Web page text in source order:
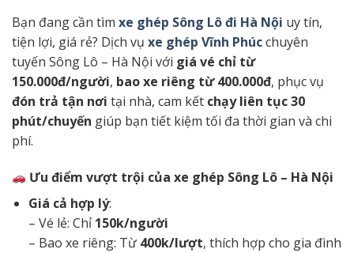
Bạn đang cần tìm xe ghép Sông Lô đi Hà Nội uy tín,
tiện lợi, giá rẻ? Dịch vụ xe ghép Vĩnh Phúcchuyên
tuyến Sông Lô – Hà Nội với giá vé chỉ từ
150.000đ/người, bao xe riêng từ 400.000đ, phục vụ
đón trả tận nơi tại nhà, cam kết chạy liên tục 30
phút/chuyến giúp bạn tiết kiệm tối đa thời gian và chi
phí.
Ưu điểm vượt trội của xe ghép Sông Lô – Hà Nội
Giá cả hợp lý:
– Vé lẻ: Chỉ 150k/người
– Bao xe riêng: Từ 400k/lượt, thích hợp cho gia đình